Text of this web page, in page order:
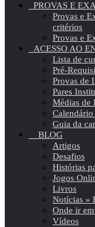
PROVAS E
Provas e
critérios
Provas e
ACESSO AO
Lista de
Pré-
Provas de
Pares
Médias de
Guia da
BLOG
Artigos
Desafios
Histórias
Jogos
Livros
Notícias »
Onde ir
Vídeos